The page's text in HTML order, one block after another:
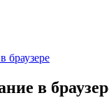
браузере
в